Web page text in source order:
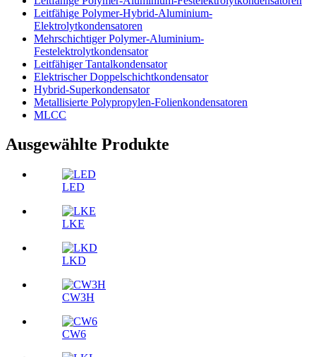
Leitfähige Polymer-Hybrid-Aluminium-
Elektrolytkondensatoren
Mehrschichtiger Polymer-Aluminium-
Festelektrolytkondensator
Leitfähiger Tantalkondensator
Elektrischer Doppelschichtkondensator
Hybrid-Superkondensator
Metallisierte Polypropylen-Folienkondensatoren
MLCC
Ausgewählte Produkte
LED
LKE
LKD
CW3H
CW6